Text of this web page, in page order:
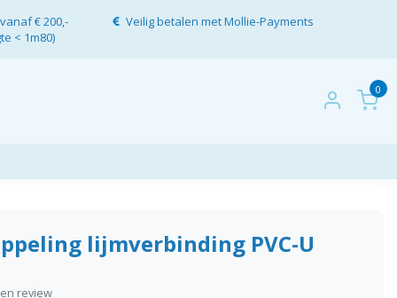
€ 200,-
< 1m80)
Veilig betalen met Mollie-Payments
0
lijmverbinding PVC-U
review